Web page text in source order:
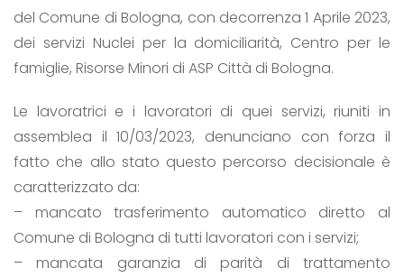
del Comune di Bologna, con decorrenza 1 Aprile 2023,
dei servizi Nuclei per la domiciliarità, Centro per le
famiglie, Risorse Minori di ASP Città di Bologna.
Le lavoratrici e i lavoratori di quei servizi, riuniti in
assemblea il 10/03/2023, denunciano con forza il
fatto che allo stato questo percorso decisionale è
caratterizzato da:
– mancato trasferimento automatico diretto al
Comune di Bologna di tutti lavoratori con i servizi;
– mancata garanzia di parità di trattamento